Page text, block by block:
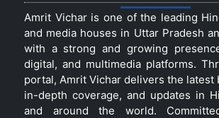
Amrit Vichar is one of the leading
and media houses in Uttar Pradesh
with a strong and growing
digital, and multimedia platforms.
portal, Amrit Vichar delivers the latest
in-depth coverage, and updates in
and around the world.